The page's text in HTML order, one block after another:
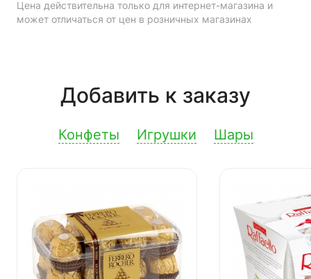
Цена действительна только для интернет-магазина и
может отличаться от цен в розничных магазинах
Добавить к заказу
Конфеты Игрушки Шары